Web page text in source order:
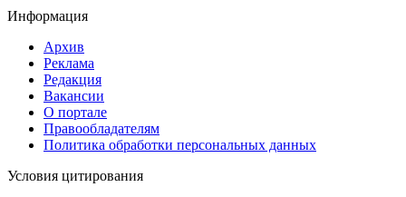
Информация
Архив
Реклама
Редакция
Вакансии
О портале
Правообладателям
Политика обработки персональных данных
Условия цитирования